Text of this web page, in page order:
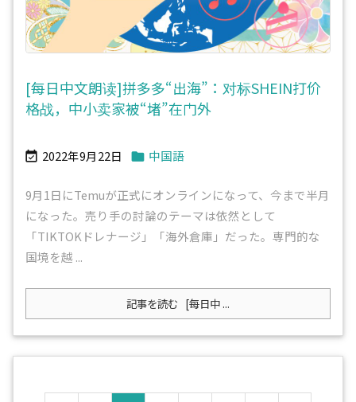
[每日中文朗读]拼多多“出海”：对标SHEIN打价
格战，中小卖家被“堵”在门外
 2022年9月22日  中国語
9月1日にTemuが正式にオンラインになって、今まで半月
になった。売り手の討論のテーマは依然として
「TIKTOKドレナージ」「海外倉庫」だった。専門的な
国境を越 ...
記事を読む [每日中 ...